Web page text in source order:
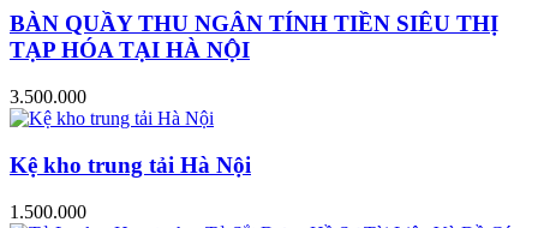
BÀN QUẦY THU NGÂN TÍNH TIỀN SIÊU THỊ
TẠP HÓA TẠI HÀ NỘI
3.500.000
Kệ kho trung tải Hà Nội
1.500.000